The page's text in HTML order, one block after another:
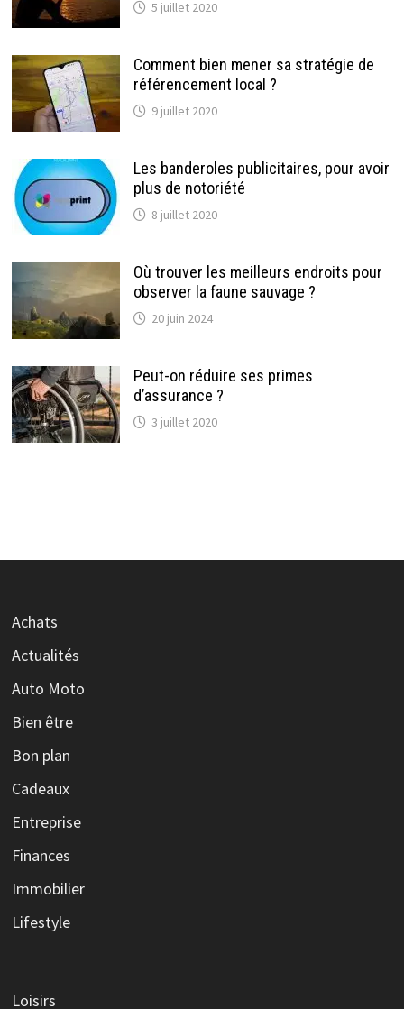
5 juillet 2020
Comment bien mener sa stratégie de
référencement local ?
9 juillet 2020
Les banderoles publicitaires, pour avoir
plus de notoriété
8 juillet 2020
Où trouver les meilleurs endroits pour
observer la faune sauvage ?
20 juin 2024
Peut-on réduire ses primes
d’assurance ?
3 juillet 2020
Achats
Actualités
Auto Moto
Bien être
Bon plan
Cadeaux
Entreprise
Finances
Immobilier
Lifestyle
Loisirs